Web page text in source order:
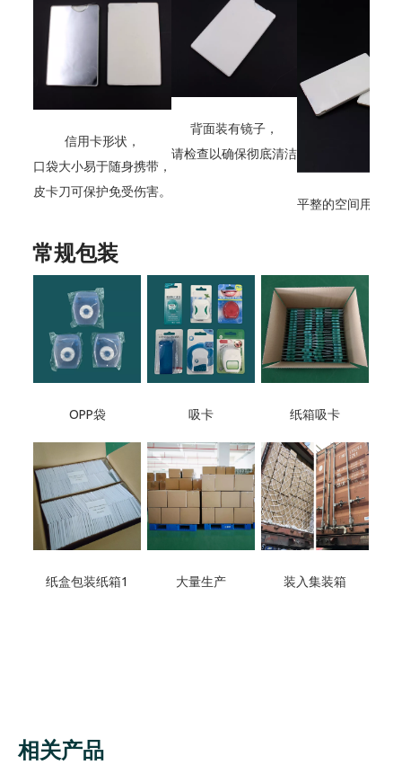
信用卡形状，
口袋大小易于随身携带，
皮卡刀可保护免受伤害。
背面装有镜子，
请检查以确保彻底清洁
平整的空间用于徽
常规包装
OPP袋 吸卡 纸箱吸卡
纸盒包装纸箱1 大量生产 装入集装箱
相关产品